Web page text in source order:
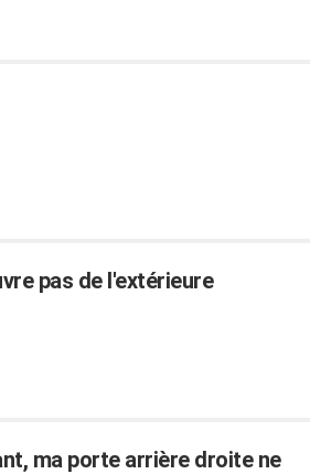
pas de l'extérieure
ma porte arrière droite ne